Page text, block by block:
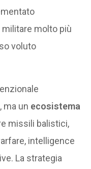
molto più
voluto
ma un ecosistema
missili balistici,
intelligence
La strategia